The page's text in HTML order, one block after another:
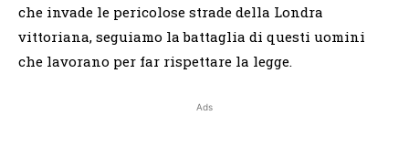
che invade le pericolose strade della Londra
vittoriana, seguiamo la battaglia di questi uomini
che lavorano per far rispettare la legge.
Ads